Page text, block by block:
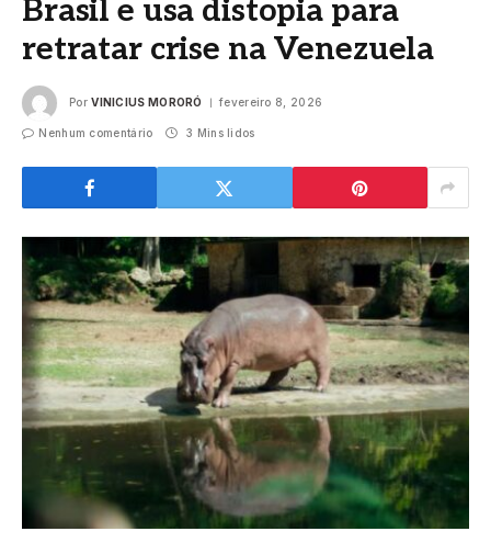
Brasil e usa distopia para
retratar crise na Venezuela
Por VINICIUS MORORÓ fevereiro 8, 2026
Nenhum comentário 3 Mins lidos